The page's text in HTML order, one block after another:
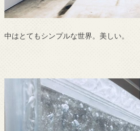
中はとてもシンプルな世界。美しい。